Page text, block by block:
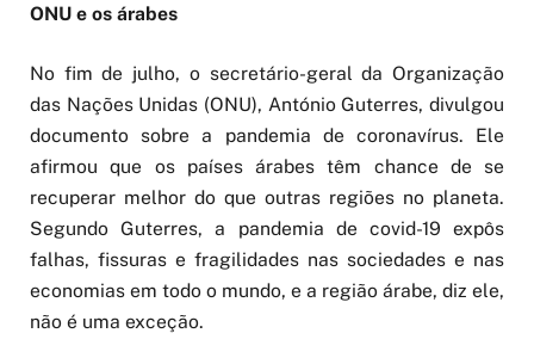
ONU e os árabes
No fim de julho, o secretário-geral da Organização
das Nações Unidas (ONU), António Guterres, divulgou
documento sobre a pandemia de coronavírus. Ele
afirmou que os países árabes têm chance de se
recuperar melhor do que outras regiões no planeta.
Segundo Guterres, a pandemia de covid-19 expôs
falhas, fissuras e fragilidades nas sociedades e nas
economias em todo o mundo, e a região árabe, diz ele,
não é uma exceção.